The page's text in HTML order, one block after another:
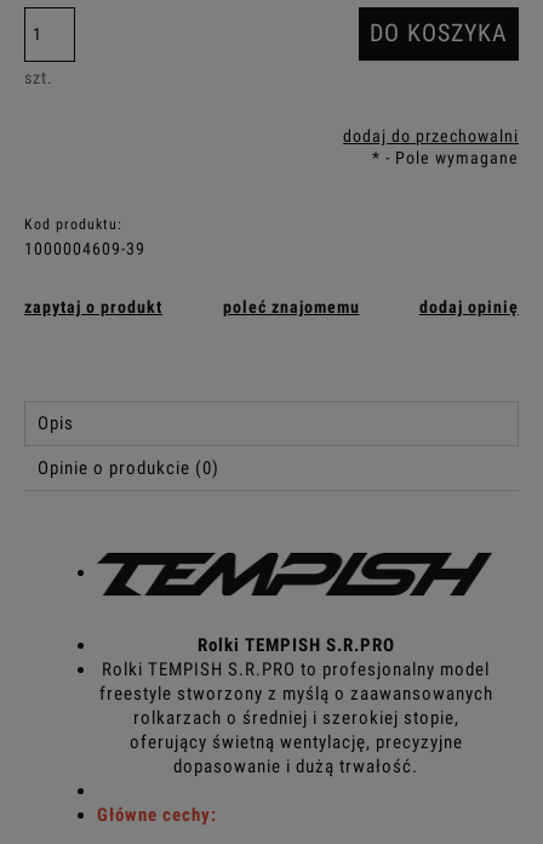
szt.
DO KOSZYKA
dodaj do przechowalni
* - Pole wymagane
Kod produktu:
1000004609-39
zapytaj o produkt poleć znajomemu dodaj opinię
Opis
Opinie o produkcie (0)
Rolki TEMPISH S.R.PRO
Rolki TEMPISH S.R.PRO to profesjonalny model
freestyle stworzony z myślą o zaawansowanych
rolkarzach o średniej i szerokiej stopie,
oferujący świetną wentylację, precyzyjne
dopasowanie i dużą trwałość.
Główne cechy: